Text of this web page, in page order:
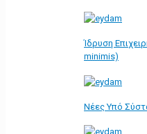
Ίδρυση
minimis)
Νέες Υπό